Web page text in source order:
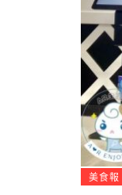
美食報